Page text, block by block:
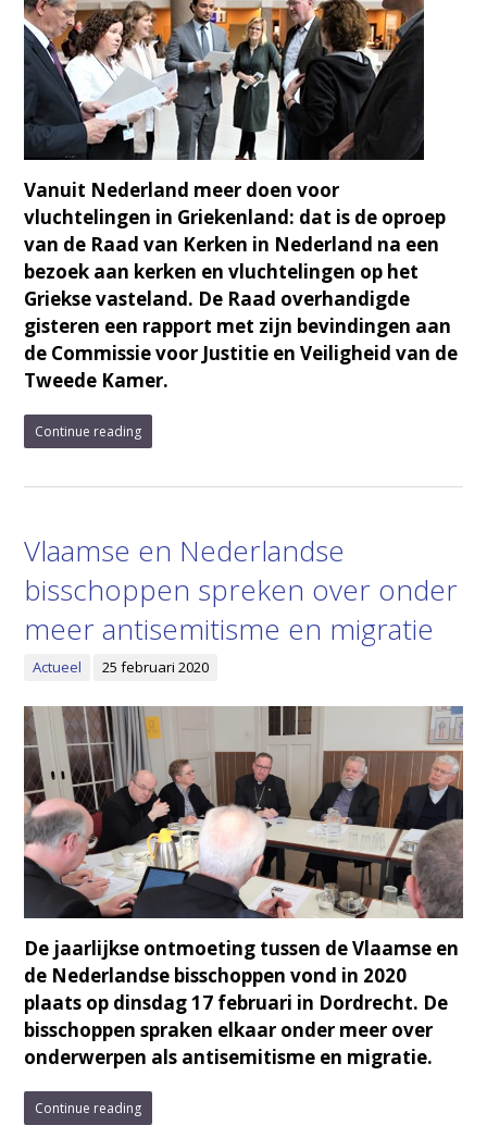
Vanuit Nederland meer doen voor
vluchtelingen in Griekenland: dat is de oproep
van de Raad van Kerken in Nederland na een
bezoek aan kerken en vluchtelingen op het
Griekse vasteland. De Raad overhandigde
gisteren een rapport met zijn bevindingen aan
de Commissie voor Justitie en Veiligheid van de
Tweede Kamer.
Continue reading
Vlaamse en Nederlandse
bisschoppen spreken over onder
meer antisemitisme en migratie
Actueel 25 februari 2020
De jaarlijkse ontmoeting tussen de Vlaamse en
de Nederlandse bisschoppen vond in 2020
plaats op dinsdag 17 februari in Dordrecht. De
bisschoppen spraken elkaar onder meer over
onderwerpen als antisemitisme en migratie.
Continue reading